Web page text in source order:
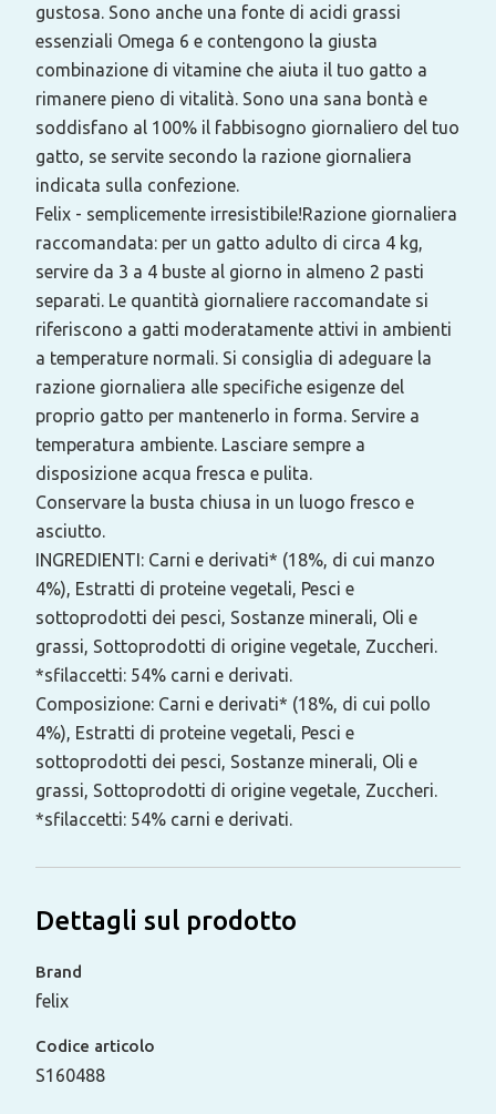
gustosa. Sono anche una fonte di acidi grassi
essenziali Omega 6 e contengono la giusta
combinazione di vitamine che aiuta il tuo gatto a
rimanere pieno di vitalità. Sono una sana bontà e
soddisfano al 100% il fabbisogno giornaliero del tuo
gatto, se servite secondo la razione giornaliera
indicata sulla confezione.
Felix - semplicemente irresistibile!Razione giornaliera
raccomandata: per un gatto adulto di circa 4 kg,
servire da 3 a 4 buste al giorno in almeno 2 pasti
separati. Le quantità giornaliere raccomandate si
riferiscono a gatti moderatamente attivi in ambienti
a temperature normali. Si consiglia di adeguare la
razione giornaliera alle specifiche esigenze del
proprio gatto per mantenerlo in forma. Servire a
temperatura ambiente. Lasciare sempre a
disposizione acqua fresca e pulita.
Conservare la busta chiusa in un luogo fresco e
asciutto.
INGREDIENTI: Carni e derivati* (18%, di cui manzo
4%), Estratti di proteine vegetali, Pesci e
sottoprodotti dei pesci, Sostanze minerali, Oli e
grassi, Sottoprodotti di origine vegetale, Zuccheri.
*sfilaccetti: 54% carni e derivati.
Composizione: Carni e derivati* (18%, di cui pollo
4%), Estratti di proteine vegetali, Pesci e
sottoprodotti dei pesci, Sostanze minerali, Oli e
grassi, Sottoprodotti di origine vegetale, Zuccheri.
*sfilaccetti: 54% carni e derivati.
Dettagli sul prodotto
Brand
felix
Codice articolo
S160488